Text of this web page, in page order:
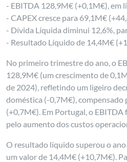
- EBITDA 128,9M€ (+0,1M€), em
- CAPEX cresce para 69,1M€
- Dívida Líquida diminui 12,6%,
- Resultado Líquido de 14,4M€
No primeiro trimestre do ano, o
128,9M€ (um crescimento de
de 2024), refletindo um ligeiro
doméstica (-0,7M€),
(+0,7M€). Em Portugal, o
pelo aumento dos custos
O resultado líquido superou o
um valor de 14,4M€ (+10,7M€).